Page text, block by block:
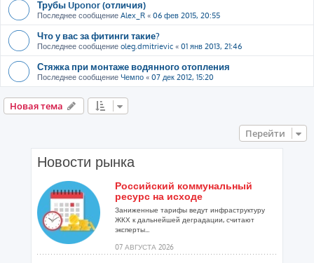
Трубы Uponor (отличия)
Последнее сообщение Alex_R « 06 фев 2015, 20:55
Что у вас за фитинги такие?
Последнее сообщение oleg.dmitrievic « 01 янв 2013, 21:46
Стяжка при монтаже водянного отопления
Последнее сообщение Чемпо « 07 дек 2012, 15:20
Новая тема
Перейти
Новости рынка
Российский коммунальный
ресурс на исходе
Заниженные тарифы ведут инфраструктуру
ЖКХ к дальнейшей деградации, считают
эксперты...
07 АВГУСТА 2026